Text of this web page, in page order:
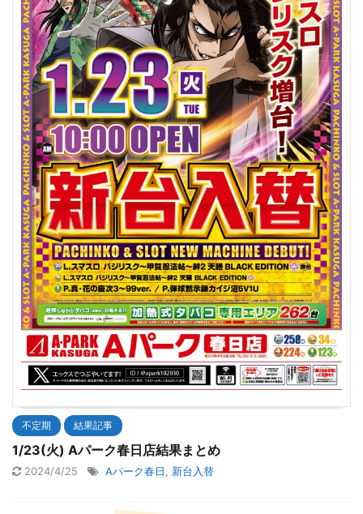
不定期 結果記事
1/23(火) Aパーク春日店結果まとめ
2024/4/25 Aパーク春日 新台入替